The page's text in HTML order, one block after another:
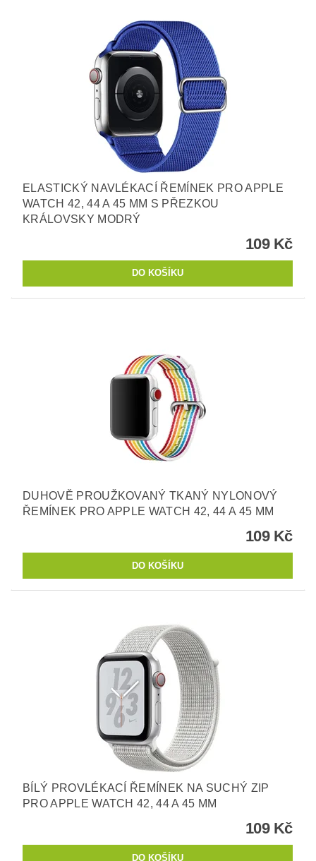
ELASTICKÝ NAVLÉKACÍ ŘEMÍNEK PRO APPLE
WATCH 42, 44 A 45 MM S PŘEZKOU
KRÁLOVSKY MODRÝ
109 Kč
DUHOVĚ PROUŽKOVANÝ TKANÝ NYLONOVÝ
ŘEMÍNEK PRO APPLE WATCH 42, 44 A 45 MM
109 Kč
BÍLÝ PROVLÉKACÍ ŘEMÍNEK NA SUCHÝ ZIP
PRO APPLE WATCH 42, 44 A 45 MM
109 Kč